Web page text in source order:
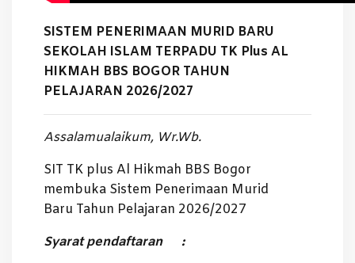
SISTEM PENERIMAAN MURID BARU
SEKOLAH ISLAM TERPADU TK Plus AL
HIKMAH BBS BOGOR TAHUN
PELAJARAN 2026/2027
Assalamualaikum, Wr.Wb.
SIT TK plus Al Hikmah BBS Bogor
membuka Sistem Penerimaan Murid
Baru Tahun Pelajaran 2026/2027
Syarat pendaftaran :